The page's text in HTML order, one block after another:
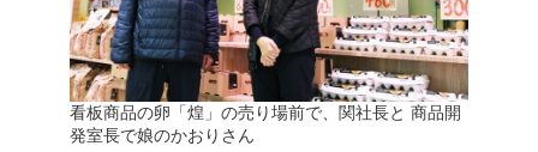
看板商品の卵「煌」の売り場前で、関社長と 商品開
発室長で娘のかおりさん